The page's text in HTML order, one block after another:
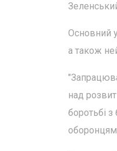
Основний
а також
над
боротьбі